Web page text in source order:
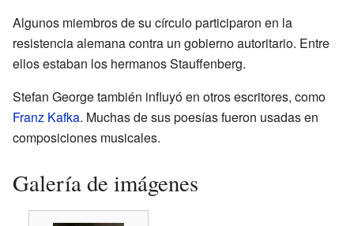
Algunos miembros de su círculo participaron en la
resistencia alemana contra un gobierno autoritario. Entre
ellos estaban los hermanos Stauffenberg.
Stefan George también influyó en otros escritores, como
Franz Kafka. Muchas de sus poesías fueron usadas en
composiciones musicales.
Galería de imágenes